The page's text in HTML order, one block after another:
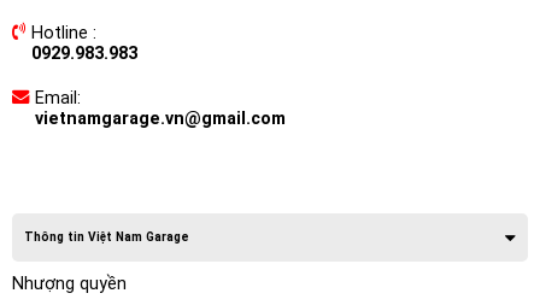
Hotline :
0929.983.983
Email:
vietnamgarage.vn@gmail.com
Thông tin Việt Nam Garage
Nhượng quyền